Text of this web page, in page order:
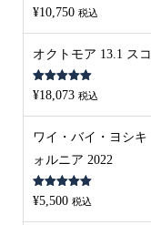
5段階中5.00
の評価
¥10,750 税込
オクトモア 13.1 ス
5段階中5.00
の評価
¥18,073 税込
ワイ・バイ・ヨシ
ォルニア 2022
5段階中 5.00
の評価
¥5,500 税込